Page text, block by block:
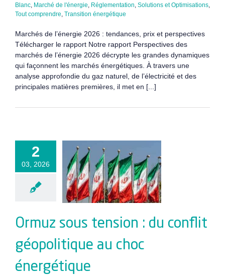
Blanc Marché de l'énergie Réglementation Solutions et Optimisations
Tout comprendre Transition énergétique
Marchés de l’énergie 2026 : tendances, prix et perspectives
Télécharger le rapport Notre rapport Perspectives des
marchés de l’énergie 2026 décrypte les grandes dynamiques
qui façonnent les marchés énergétiques. À travers une
analyse approfondie du gaz naturel, de l’électricité et des
principales matières premières, il met en [...]
2
03, 2026
sous
: du
conflit
au
Ormuz sous tension : du conflit
géopolitique au choc
énergétique